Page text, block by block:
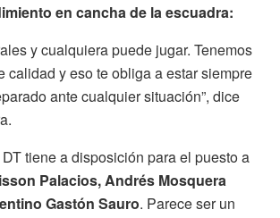
en cancha de la escuadra:
y cualquiera puede jugar. Tenemos
calidad y eso te obliga a estar siempre
ante cualquier situación”, dice
tiene a disposición para el puesto a
Palacios, Andrés Mosquera
Gastón Sauro. Parece ser un